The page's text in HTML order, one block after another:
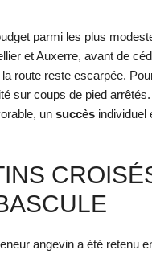
parmi les plus
et Auxerre, avant de
route reste escarpée.
sur coups de pied
un succès individuel
angevin a été retenu